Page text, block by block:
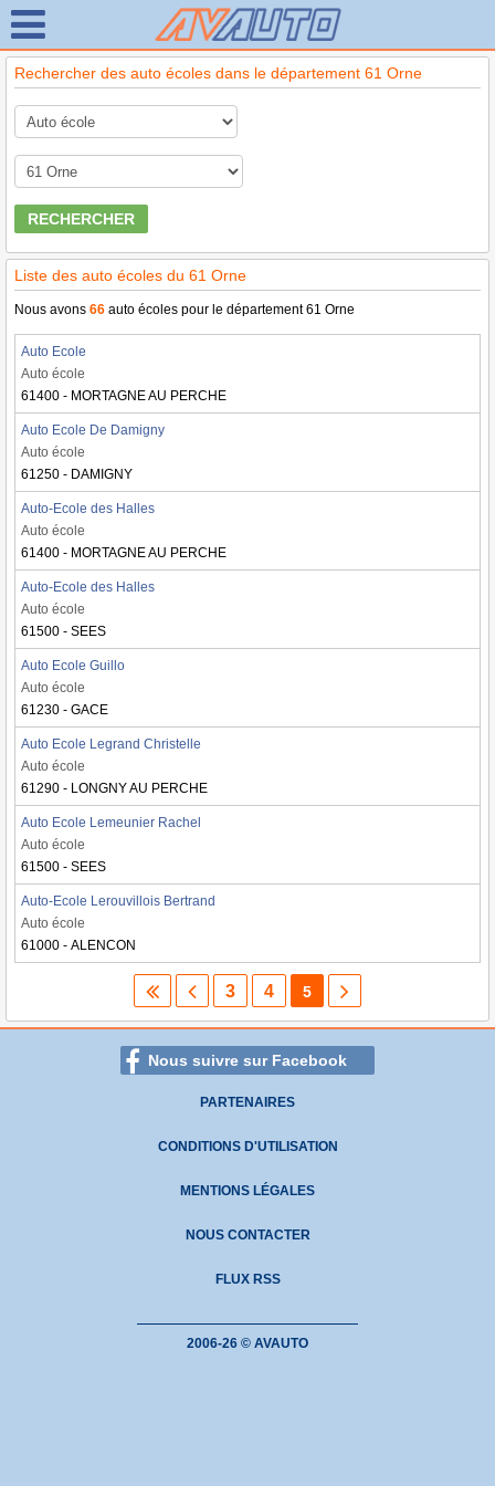
Rechercher des auto écoles dans le département 61 Orne
RECHERCHER
Liste des auto écoles du 61 Orne
Nous avons 66 auto écoles pour le département 61 Orne
Auto Ecole
Auto école
61400 - MORTAGNE AU PERCHE
Auto Ecole De Damigny
Auto école
61250 - DAMIGNY
Auto-Ecole des Halles
Auto école
61400 - MORTAGNE AU PERCHE
Auto-Ecole des Halles
Auto école
61500 - SEES
Auto Ecole Guillo
Auto école
61230 - GACE
Auto Ecole Legrand Christelle
Auto école
61290 - LONGNY AU PERCHE
Auto Ecole Lemeunier Rachel
Auto école
61500 - SEES
Auto-Ecole Lerouvillois Bertrand
Auto école
61000 - ALENCON
3 4 5
Nous suivre sur Facebook
PARTENAIRES
CONDITIONS D'UTILISATION
MENTIONS LÉGALES
NOUS CONTACTER
FLUX RSS
2006-26 © AVAUTO